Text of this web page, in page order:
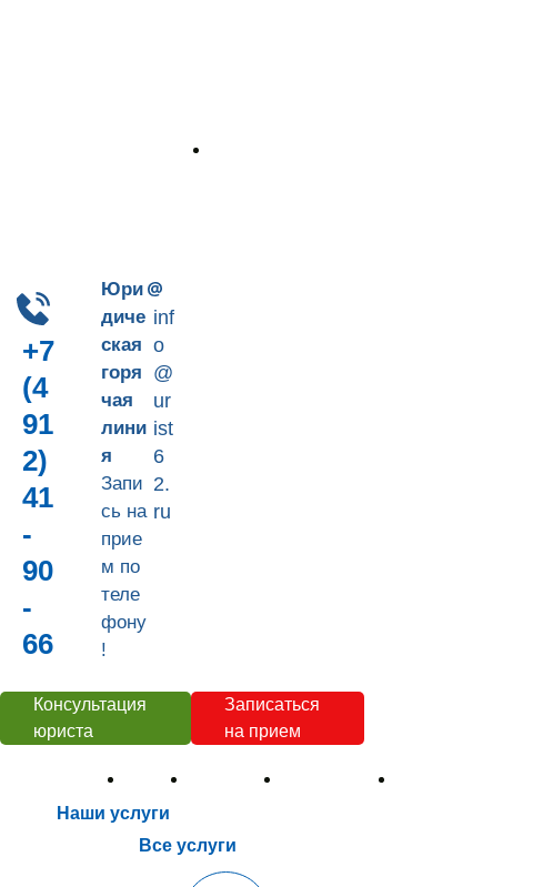
+7
(4
91
2)
41
-
90
-
66
Юри
диче
ская
горя
чая
лини
я
Запи
сь на
прие
м по
теле
фону
!
inf
o
@
ur
ist
6
2.
ru
Консультация
юриста
Записаться
на прием
Наши услуги Цены Контакты О компании
Наши услуги
Все услуги